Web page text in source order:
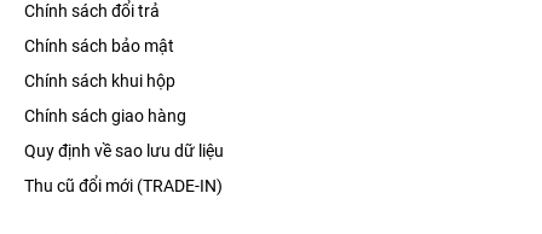
Chính sách đổi trả
Chính sách bảo mật
Chính sách khui hộp
Chính sách giao hàng
Quy định về sao lưu dữ liệu
Thu cũ đổi mới (TRADE-IN)